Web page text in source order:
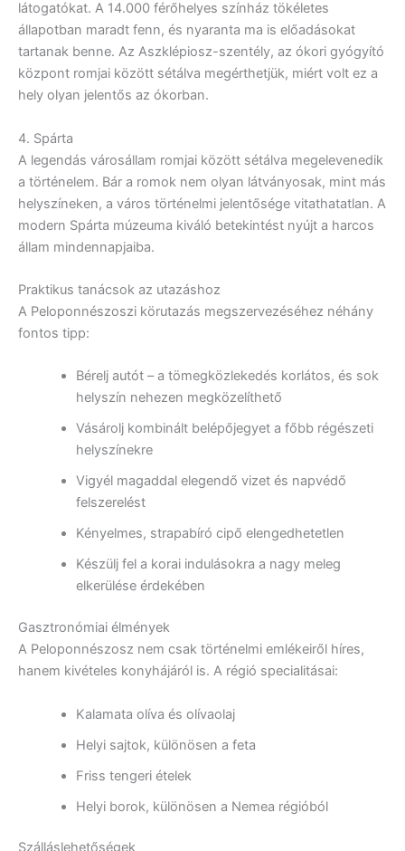
látogatókat. A 14.000 férőhelyes színház tökéletes
állapotban maradt fenn, és nyaranta ma is előadásokat
tartanak benne. Az Aszklépiosz-szentély, az ókori gyógyító
központ romjai között sétálva megérthetjük, miért volt ez a
hely olyan jelentős az ókorban.
4. Spárta
A legendás városállam romjai között sétálva megelevenedik
a történelem. Bár a romok nem olyan látványosak, mint más
helyszíneken, a város történelmi jelentősége vitathatatlan. A
modern Spárta múzeuma kiváló betekintést nyújt a harcos
állam mindennapjaiba.
Praktikus tanácsok az utazáshoz
A Peloponnészoszi körutazás megszervezéséhez néhány
fontos tipp:
Bérelj autót – a tömegközlekedés korlátos, és sok
helyszín nehezen megközelíthető
Vásárolj kombinált belépőjegyet a főbb régészeti
helyszínekre
Vigyél magaddal elegendő vizet és napvédő
felszerelést
Kényelmes, strapabíró cipő elengedhetetlen
Készülj fel a korai indulásokra a nagy meleg
elkerülése érdekében
Gasztronómiai élmények
A Peloponnészosz nem csak történelmi emlékeiről híres,
hanem kivételes konyhájáról is. A régió specialitásai:
Kalamata olíva és olívaolaj
Helyi sajtok, különösen a feta
Friss tengeri ételek
Helyi borok, különösen a Nemea régióból